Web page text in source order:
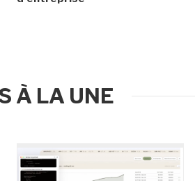
À LA UNE